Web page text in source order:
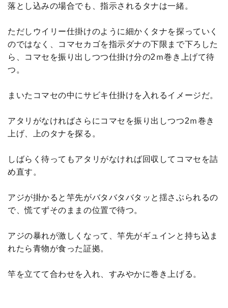
落とし込みの場合でも、指示されるタナは一緒。
ただしウイリー仕掛けのように細かくタナを探っていく
のではなく、コマセカゴを指示ダナの下限まで下ろした
ら、コマセを振り出しつつ仕掛け分の2ｍ巻き上げて待
つ。
まいたコマセの中にサビキ仕掛けを入れるイメージだ。
アタリがなければさらにコマセを振り出しつつ2ｍ巻き
上げ、上のタナを探る。
しばらく待ってもアタリがなければ回収してコマセを詰
め直す。
アジが掛かると竿先がバタバタバタッと揺さぶられるの
で、慌てずそのままの位置で待つ。
アジの暴れが激しくなって、竿先がギュインと持ち込ま
れたら青物が食った証拠。
竿を立てて合わせを入れ、すみやかに巻き上げる。